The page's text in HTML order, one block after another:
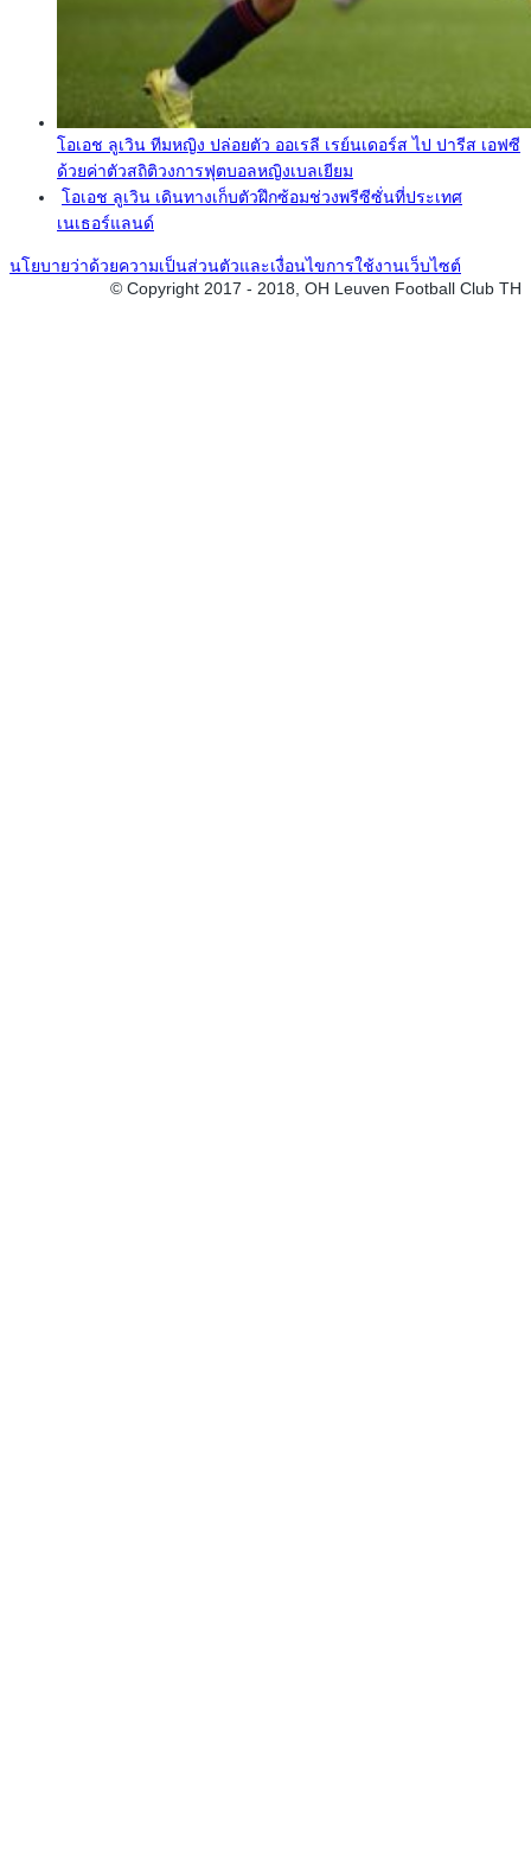
โอเอช ลูเวิน ทีมหญิง ปล่อยตัว ออเรลี เรย์นเดอร์ส ไป ปารีส เอฟซี
ด้วยค่าตัวสถิติวงการฟุตบอลหญิงเบลเยียม
โอเอช ลูเวิน เดินทางเก็บตัวฝึกซ้อมช่วงพรีซีซั่นที่ประเทศ
เนเธอร์แลนด์
นโยบายว่าด้วยความเป็นส่วนตัวและเงื่อนไขการใช้งานเว็บไซต์
© Copyright 2017 - 2018, OH Leuven Football Club TH